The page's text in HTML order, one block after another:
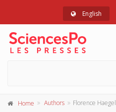
English
Home Authors Florence Haegel